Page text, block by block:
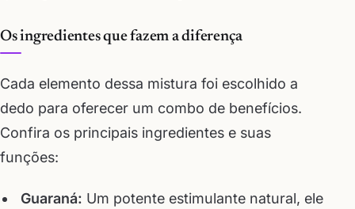
Os ingredientes que fazem a diferença
Cada elemento dessa mistura foi escolhido a
dedo para oferecer um combo de benefícios.
Confira os principais ingredientes e suas
funções:
Guaraná: Um potente estimulante natural, ele